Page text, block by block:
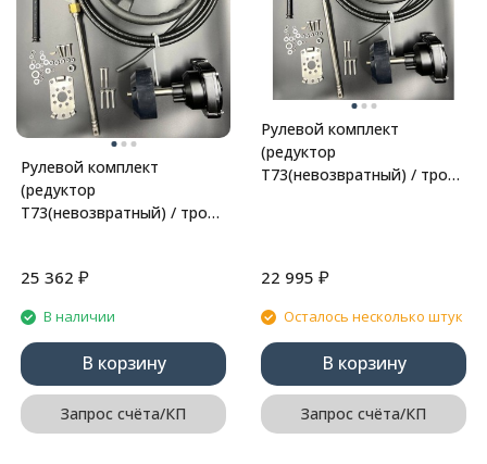
Рулевой комплект
(редуктор
T73(невозвратный) / трос
25 362 ₽
В наличии
В корзину
Запрос счёта/КП
Рулевой комплект
(редуктор
T73(невозвратный) / трос
22 995 ₽
Осталось несколько штук
В корзину
Запрос счёта/КП